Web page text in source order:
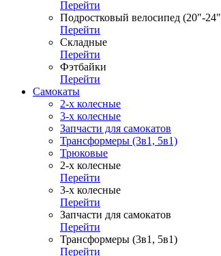
Перейти
Подростковый велосипед (20"-
Перейти
Складные
Перейти
Фэтбайки
Перейти
Самокаты
2-х колесные
3-х колесные
Запчасти для самокатов
Трансформеры (3в1, 5в1)
Трюковые
2-х колесные
Перейти
3-х колесные
Перейти
Запчасти для самокатов
Перейти
Трансформеры (3в1, 5в1)
Перейти